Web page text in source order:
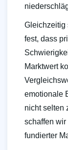
Gleichzeitig
fest, dass
Marktwert
emotionale
nicht selten
schaffen wir
fundierter